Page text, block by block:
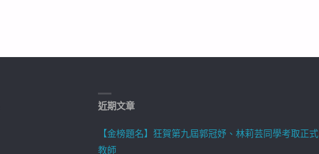
近期文章
【金榜題名】狂賀第九屆郭冠妤、林莉芸同學考取正式
教師